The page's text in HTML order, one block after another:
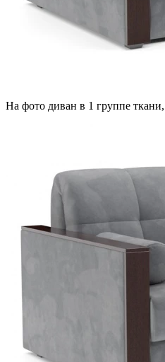
На фото диван в 1 группе ткани,